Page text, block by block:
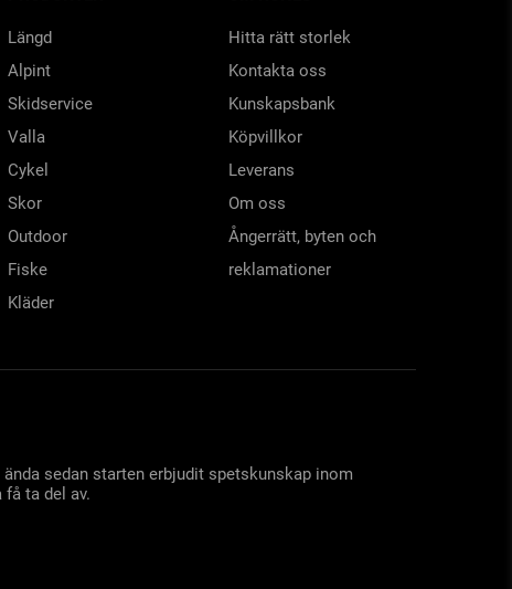
Längd
Alpint
Skidservice
Valla
Cykel
Skor
Outdoor
Fiske
Kläder
Hitta rätt storlek
Kontakta oss
Kunskapsbank
Köpvillkor
Leverans
Om oss
Ångerrätt, byten och
reklamationer
sedan starten erbjudit spetskunskap inom
ta del av.